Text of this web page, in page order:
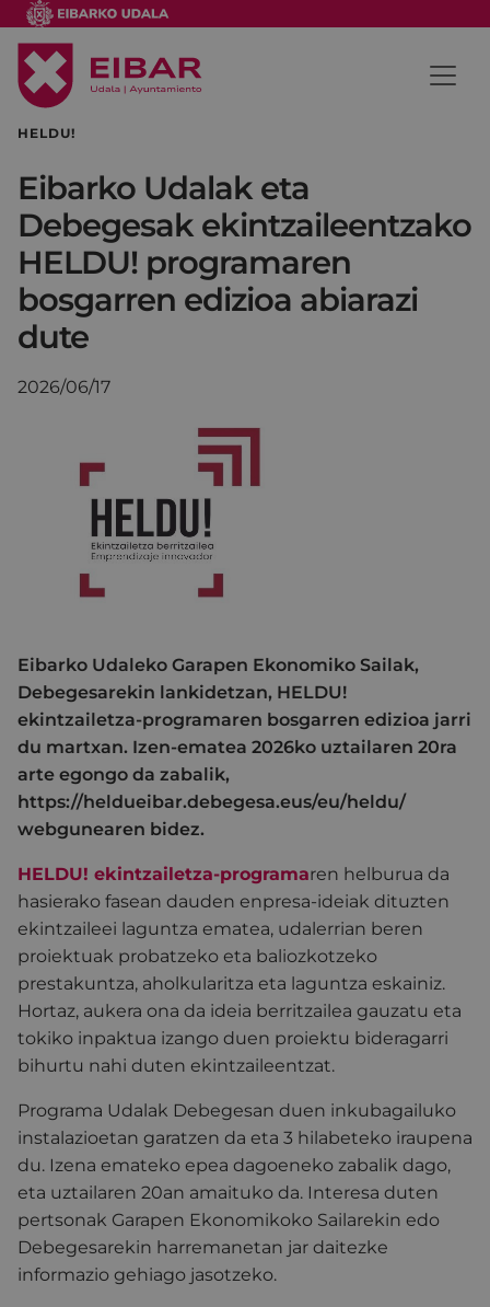
HELDU!
Eibarko Udalak eta
Debegesak ekintzaileentzako
HELDU! programaren
bosgarren edizioa abiarazi
dute
2026/06/17
Eibarko Udaleko Garapen Ekonomiko Sailak,
Debegesarekin lankidetzan, HELDU!
ekintzailetza-programaren bosgarren edizioa jarri
du martxan. Izen-ematea 2026ko uztailaren 20ra
arte egongo da zabalik,
https://heldueibar.debegesa.eus/eu/heldu/
webgunearen bidez.
HELDU! ekintzailetza-programaren helburua da
hasierako fasean dauden enpresa-ideiak dituzten
ekintzaileei laguntza ematea, udalerrian beren
proiektuak probatzeko eta baliozkotzeko
prestakuntza, aholkularitza eta laguntza eskainiz.
Hortaz, aukera ona da ideia berritzailea gauzatu eta
tokiko inpaktua izango duen proiektu bideragarri
bihurtu nahi duten ekintzaileentzat.
Programa Udalak Debegesan duen inkubagailuko
instalazioetan garatzen da eta 3 hilabeteko iraupena
du. Izena emateko epea dagoeneko zabalik dago,
eta uztailaren 20an amaituko da. Interesa duten
pertsonak Garapen Ekonomikoko Sailarekin edo
Debegesarekin harremanetan jar daitezke
informazio gehiago jasotzeko.